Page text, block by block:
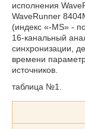
исполнения
WaveRunner
(индекс «-MS» -
16-канальный
синхронизации,
времени
источников.
таблица №1.